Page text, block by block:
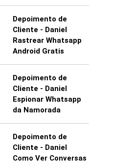
Depoimento de
Cliente - Daniel
Rastrear Whatsapp
Android Gratis
Depoimento de
Cliente - Daniel
Espionar Whatsapp
da Namorada
Depoimento de
Cliente - Daniel
Como Ver Conversas